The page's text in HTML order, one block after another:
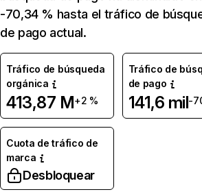
-70,34 % hasta el tráfico de
de pago actual.
Tráfico de búsqueda
orgánica
413,87 M+2 %
Tráfico de
de pago
141,6 mil-
Cuota de tráfico de
marca
Desbloquear